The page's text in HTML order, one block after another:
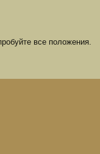
все положения.